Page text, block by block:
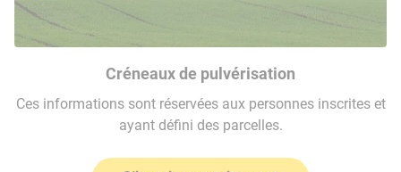
Créneaux de pulvérisation
Ces informations sont réservées aux personnes inscrites et
ayant défini des parcelles.